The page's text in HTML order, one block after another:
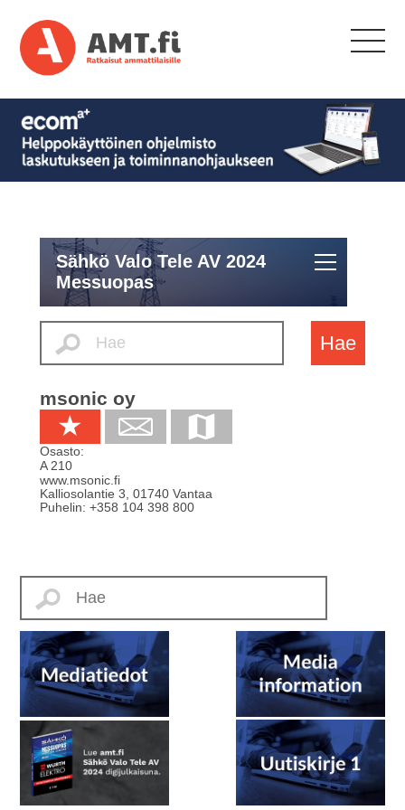
Sähkö Valo Tele AV 2024
Messuopas
Hae
msonic oy
Osasto:
A 210
www.msonic.fi
Kalliosolantie 3 01740 Vantaa
Puhelin: +358 104 398 800